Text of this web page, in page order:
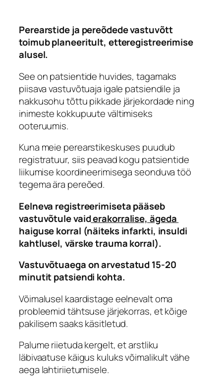
Perearstide ja pereõdede vastuvõtt
toimub planeeritult, etteregistreerimise
alusel.
See on patsientide huvides, tagamaks
piisava vastuvõtuaja igale patsiendile ja
nakkusohu tõttu pikkade järjekordade ning
inimeste kokkupuute vältimiseks
ooteruumis.
Kuna meie perearstikeskuses puudub
registratuur, siis peavad kogu patsientide
liikumise koordineerimisega seonduva töö
tegema ära pereõed.
Eelneva registreerimiseta pääseb
vastuvõtule vaiderakorralise, ägeda
haiguse korral (näiteks infarkti, insuldi
kahtlusel, värske trauma korral).
Vastuvõtuaega on arvestatud 15-20
minutit patsiendi kohta.
Võimalusel kaardistage eelnevalt oma
probleemid tähtsuse järjekorras, et kõige
pakilisem saaks käsitletud.
Palume riietuda kergelt, et arstliku
läbivaatuse käigus kuluks võimalikult vähe
aega lahtiriietumisele.